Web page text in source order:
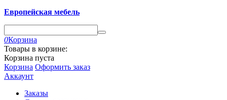
Европейская мебель
0Корзина
Товары в корзине:
Корзина пуста
Корзина Оформить заказ
Аккаунт
Заказы